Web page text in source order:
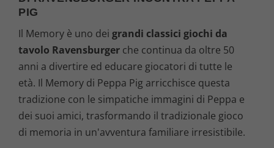
PIG
Il Memory è uno dei grandi classici giochi da
tavolo Ravensburger che continua da oltre 50
anni a divertire ed educare giocatori di tutte le
età. Il Memory di Peppa Pig arricchisce questa
tradizione con le simpatiche immagini di Peppa e
dei suoi amici, trasformando il tradizionale gioco
di memoria in un'avventura familiare irresistibile.